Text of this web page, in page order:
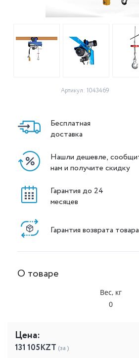
Артикул: 1043469
Бесплатная
доставка
Нашли дешевле,
нам и получите скидку
Гарантия до 24
месяцев
Гарантия возврата товара
О товаре
Вес, кг
0
Цена:
131 105KZT (за )